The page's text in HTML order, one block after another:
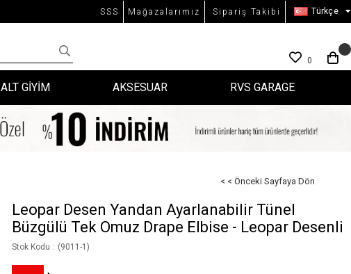
SSS Mağazalarımız Sipariş Takibi Türkçe
0
ALT GİYİM AKSESUAR RVS GARAGE
< < Önceki Sayfaya Dön
Leopar Desen Yandan Ayarlanabilir Tünel
Büzgülü Tek Omuz Drape Elbise - Leopar Desenli
Stok Kodu (9011-1)